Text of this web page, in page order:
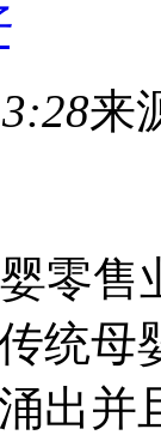
来
零售
统母
出并